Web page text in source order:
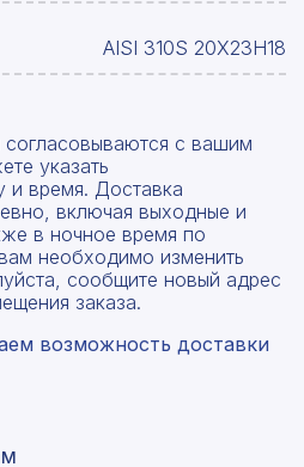
AISI 310S 20Х23Н18
с вашим
указать
и время. Доставка
включая выходные и
в ночное время по
необходимо изменить
сообщите новый адрес
заказа.
возможность доставки